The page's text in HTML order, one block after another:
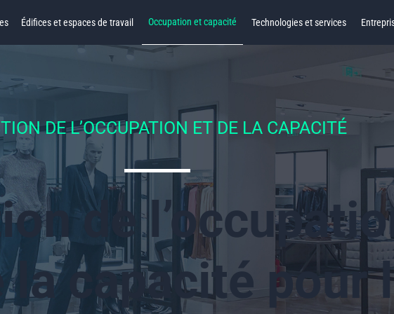
Édifices et espaces de travail Occupation et capacité Technologies et services
DE L’OCCUPATION ET DE LA CAPACITÉ
de
la capacité pour